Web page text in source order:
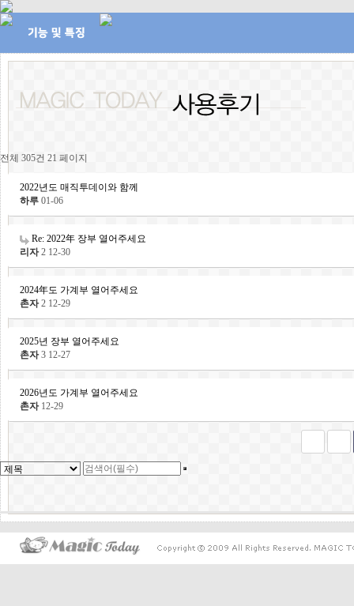
전체 305건 21 페이지
2022년도 매직투데이와 함께
하루 01-06
Re: 2022年 장부 열어주세요
리자 2 12-30
2024年도 가계부 열어주세요
촌자 2 12-29
2025년 장부 열어주세요
촌자 3 12-27
2026년도 가계부 열어주세요
촌자 12-29